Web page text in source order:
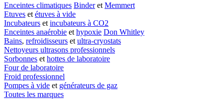
Enceintes climatiques Binderet Memmert
Etuves et étuves à vide
Incubateurs et incubateurs à CO2
Enceintes anaérobie et hypoxie Don Whitley
Bains, refroidisseurs et ultra-cryostats
Nettoyeurs ultrasons professionnels
Sorbonnes et hottes de laboratoire
Four de laboratoire
Froid professionnel
Pompes à vide et générateurs de gaz
Toutes les marques